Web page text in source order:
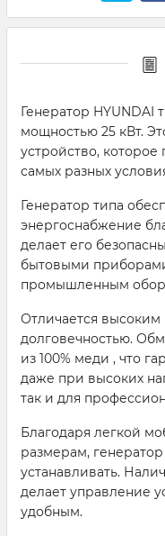
Генератор HYUNDAI
мощностью 25 кВт.
устройство,
самых разных
Генератор типа
энергоснабжение
делает его
бытовыми
промышленным
Отличается высоким
долговечностью.
из 100% меди , что
даже при высоких
так и для
Благодаря легкой
размерам,
устанавливать.
делает управление
удобным.